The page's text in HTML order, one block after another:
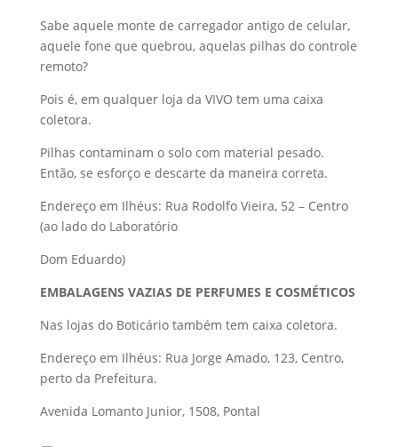
Sabe aquele monte de carregador antigo de celular,
aquele fone que quebrou, aquelas pilhas do controle
remoto?
Pois é, em qualquer loja da VIVO tem uma caixa
coletora.
Pilhas contaminam o solo com material pesado.
Então, se esforço e descarte da maneira correta.
Endereço em Ilhéus: Rua Rodolfo Vieira, 52 – Centro
(ao lado do Laboratório
Dom Eduardo)
EMBALAGENS VAZIAS DE PERFUMES E COSMÉTICOS
Nas lojas do Boticário também tem caixa coletora.
Endereço em Ilhéus: Rua Jorge Amado, 123, Centro,
perto da Prefeitura.
Avenida Lomanto Junior, 1508, Pontal